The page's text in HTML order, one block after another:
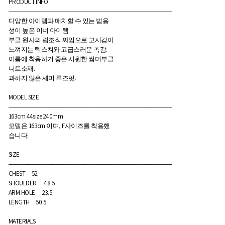
PRODUCT INFO
――――――――――――――――――――――――――
다양한 아이템과 매치할 수 있는 범용
성이 높은 이너 아이템.
부클 원사의 립조직 짜임으로 고시감이
느껴지는 텍스쳐와 고급스러운 촉감.
여름에 착용하기 좋은 시원한 썸머부클
니트소재.
과하지 않은 세미 루즈핏.
MODEL SIZE
――――――――――――――――――――――――――
163cm 44size 240mm
모델은 163cm 이며, F사이즈를 착용했
습니다.
SIZE
――――――――――――――――――――――――――
CHEST 52
SHOULDER 48.5
ARM HOLE 23.5
LENGTH 50.5
MATERIALS